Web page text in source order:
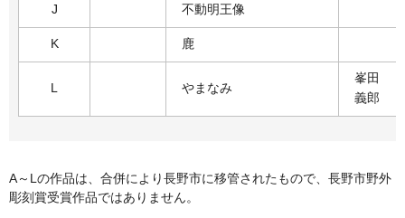
J 不動明王像
K 鹿
L やまなみ
峯田
義郎
A～Lの作品は、合併により長野市に移管されたもので、長野市野外
彫刻賞受賞作品ではありません。